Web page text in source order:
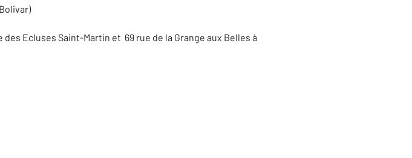
des Ecluses Saint-Martin et 69 rue de la Grange aux Belles à